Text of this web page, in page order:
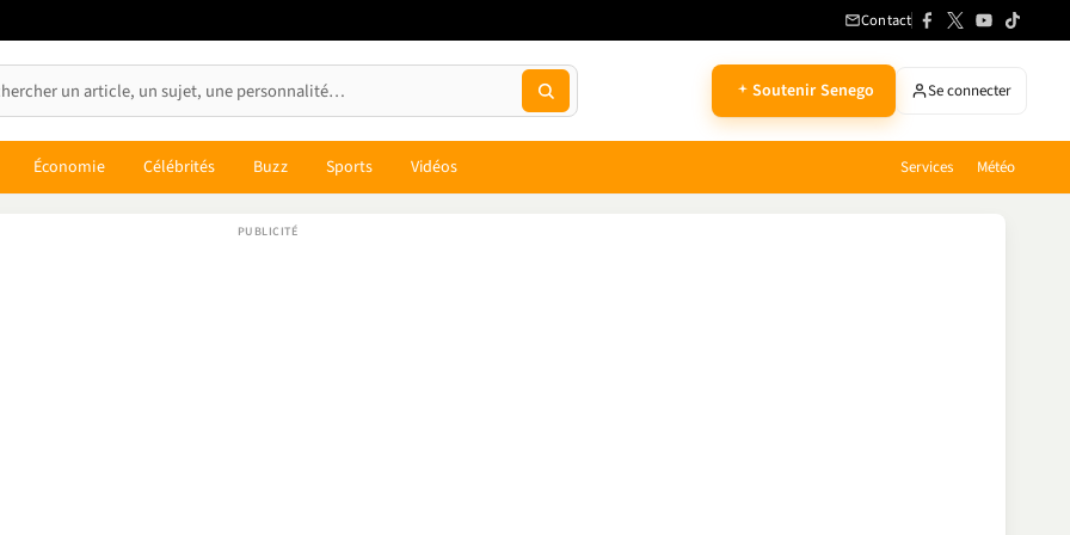
Contact
Soutenir Senego Se connecter
Économie Célébrités Buzz Sports Vidéos Services Météo